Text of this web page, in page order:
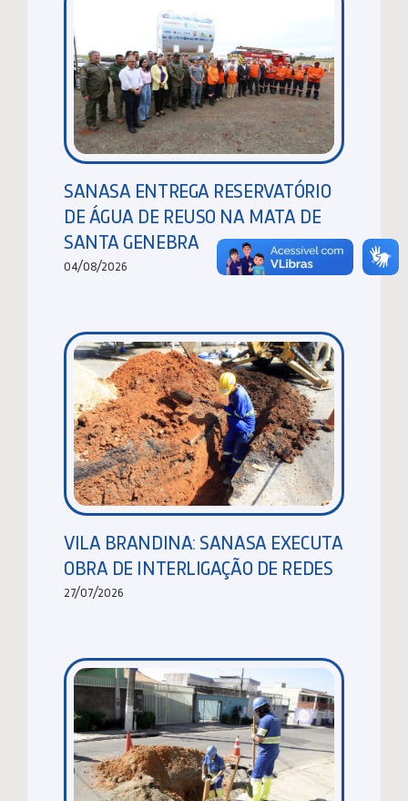
SANASA ENTREGA RESERVATÓRIO
DE ÁGUA DE REUSO NA MATA DE
SANTA GENEBRA
04/08/2026
VILA BRANDINA: SANASA EXECUTA
OBRA DE INTERLIGAÇÃO DE REDES
27/07/2026